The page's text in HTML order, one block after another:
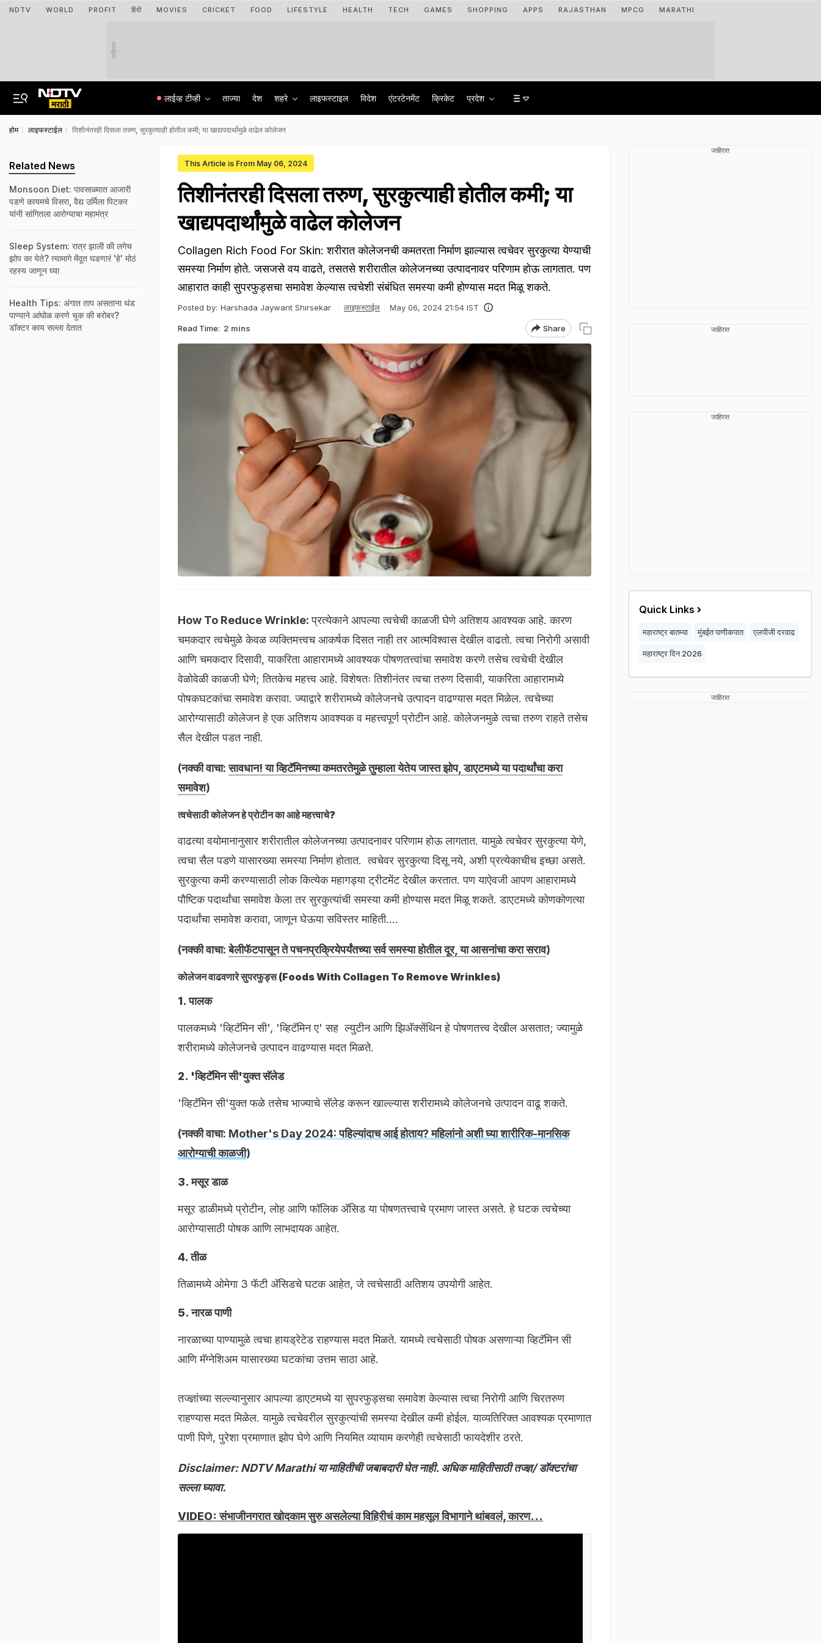
NDTV WORLD PROFIT हिंदी MOVIES CRICKET FOOD LIFESTYLE HEALTH TECH GAMES SHOPPING APPS RAJASTHAN MPCG MARATHI
जाहिरात
लाईव्ह टीव्ही ताज्या देश शहरे लाइफस्टाइल विदेश एंटरटेनमेंट क्रिकेट प्रदेश
होम लाइफस्टाईल तिशीनंतरही दिसला तरुण, सुरकुत्याही होतील कमी; या खाद्यपदार्थांमुळे वाढेल कोलेजन
This Article is From May 06, 2024
तिशीनंतरही दिसला तरुण, सुरकुत्याही होतील कमी; या
खाद्यपदार्थांमुळे वाढेल कोलेजन
Collagen Rich Food For Skin: शरीरात कोलेजनची कमतरता निर्माण झाल्यास त्वचेवर सुरकुत्या येण्याची
समस्या निर्माण होते. जसजसे वय वाढते, तसतसे शरीरातील कोलेजनच्या उत्पादनावर परिणाम होऊ लागतात. पण
आहारात काही सुपरफुड्सचा समावेश केल्यास त्वचेशी संबंधित समस्या कमी होण्यास मदत मिळू शकते.
Posted by: Harshada Jaywant Shirsekar लाइफस्टाईल May 06, 2024 21:54 IST
Read Time: 2 mins Share
How To Reduce Wrinkle:प्रत्येकाने आपल्या त्वचेची काळजी घेणे अतिशय आवश्यक आहे. कारण
चमकदार त्वचेमुळे केवळ व्यक्तिमत्त्वच आकर्षक दिसत नाही तर आत्मविश्वास देखील वाढतो. त्वचा निरोगी असावी
आणि चमकदार दिसावी, याकरिता आहारामध्ये आवश्यक पोषणतत्त्वांचा समावेश करणे तसेच त्वचेची देखील
वेळोवेळी काळजी घेणे; तितकेच महत्त्व आहे. विशेषतः तिशीनंतर त्वचा तरुण दिसावी, याकरिता आहारामध्ये
पोषकघटकांचा समावेश करावा. ज्याद्वारे शरीरामध्ये कोलेजनचे उत्पादन वाढण्यास मदत मिळेल. त्वचेच्या
आरोग्यासाठी कोलेजन हे एक अतिशय आवश्यक व महत्त्वपूर्ण प्रोटीन आहे. कोलेजनमुळे त्वचा तरुण राहते तसेच
सैल देखील पडत नाही.
(नक्की वाचा:सावधान! या व्हिटॅमिनच्या कमतरतेमुळे तुम्हाला येतेय जास्त झोप, डाएटमध्ये या पदार्थांचा करा
समावेश)
त्वचेसाठी कोलेजन हे प्रोटीन का आहे महत्त्वाचे?
वाढत्या वयोमानानुसार शरीरातील कोलेजनच्या उत्पादनावर परिणाम होऊ लागतात. यामुळे त्वचेवर सुरकुत्या येणे,
त्वचा सैल पडणे यासारख्या समस्या निर्माण होतात. त्वचेवर सुरकुत्या दिसू नये, अशी प्रत्येकाचीच इच्छा असते.
सुरकुत्या कमी करण्यासाठी लोक कित्येक महागड्या ट्रीटमेंट देखील करतात. पण याऐवजी आपण आहारामध्ये
पौष्टिक पदार्थांचा समावेश केला तर सुरकुत्यांची समस्या कमी होण्यास मदत मिळू शकते. डाएटमध्ये कोणकोणत्या
पदार्थांचा समावेश करावा, जाणून घेऊया सविस्तर माहिती....
(नक्की वाचा:बेलीफॅटपासून ते पचनप्रक्रियेपर्यंतच्या सर्व समस्या होतील दूर, या आसनांचा करा सराव)
कोलेजन वाढवणारे सुपरफुड्स (Foods With Collagen To Remove Wrinkles)
1. पालक
पालकमध्ये 'व्हिटॅमिन सी', 'व्हिटॅमिन ए' सह ल्युटीन आणि झिअ‍ॅक्सेंथिन हे पोषणतत्त्व देखील असतात; ज्यामुळे
शरीरामध्ये कोलेजनचे उत्पादन वाढण्यास मदत मिळते.
2. 'व्हिटॅमिन सी'युक्त सॅलेड
'व्हिटॅमिन सी'युक्त फळे तसेच भाज्याचे सॅलेड करून खाल्ल्यास शरीरामध्ये कोलेजनचे उत्पादन वाढू शकते.
(नक्की वाचा: Mother's Day 2024: पहिल्यांदाच आई होताय? महिलांनो अशी घ्या शारीरिक-मानसिक
आरोग्याची काळजी)
3. मसूर डाळ
मसूर डाळीमध्ये प्रोटीन, लोह आणि फॉलिक अ‍ॅसिड या पोषणतत्त्वाचे प्रमाण जास्त असते. हे घटक त्वचेच्या
आरोग्यासाठी पोषक आणि लाभदायक आहेत.
4. तीळ
तिळामध्ये ओमेगा 3 फॅटी अ‍ॅसिडचे घटक आहेत, जे त्वचेसाठी अतिशय उपयोगी आहेत.
5. नारळ पाणी
नारळाच्या पाण्यामुळे त्वचा हायड्रेटेड राहण्यास मदत मिळते. यामध्ये त्वचेसाठी पोषक असणाऱ्या व्हिटॅमिन सी
आणि मॅग्नेशिअम यासारख्या घटकांचा उत्तम साठा आहे.
तज्ज्ञांच्या सल्ल्यानुसार आपल्या डाएटमध्ये या सुपरफुड्सचा समावेश केल्यास त्वचा निरोगी आणि चिरतरुण
राहण्यास मदत मिळेल. यामुळे त्वचेवरील सुरकुत्यांची समस्या देखील कमी होईल. याव्यतिरिक्त आवश्यक प्रमाणात
पाणी पिणे, पुरेशा प्रमाणात झोप घेणे आणि नियमित व्यायाम करणेही त्वचेसाठी फायदेशीर ठरते.
Disclaimer: NDTV Marathi या माहितीची जबाबदारी घेत नाही. अधिक माहितीसाठी तज्ज्ञ/ डॉक्टरांचा
सल्ला घ्यावा.
VIDEO: संभाजीनगरात खोदकाम सुरु असलेल्या विहिरीचं काम महसूल विभागाने थांबवलं, कारण...
Related News
Monsoon Diet: पावसाळ्यात आजारी
पडणे कायमचे विसरा, वैद्य उर्मिला पिटकर
यांनी सांगितला आरोग्याचा महामंत्र
Sleep System: रात्र झाली की लगेच
झोप का येते? त्यामागे मेंदूत घडणारं 'हे' मोठं
रहस्य जाणून घ्या
Health Tips: अंगात ताप असताना थंड
पाण्याने आंघोळ करणे चुक की बरोबर?
डॉक्टर काय सल्ला देतात
जाहिरात
जाहिरात
जाहिरात
Quick Links
महाराष्ट्र बातम्या मुंबईत पाणीकपात एलपीजी दरवाढ
महाराष्ट्र दिन 2026
जाहिरात